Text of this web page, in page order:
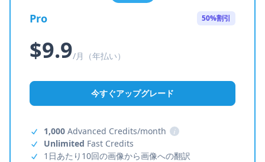
Pro 50%割引
$9.9/月（年払い）
今すぐアップグレード
1,000 Advanced Credits/month
i
Unlimited Fast Credits
1日あたり10回の画像から画像への翻訳